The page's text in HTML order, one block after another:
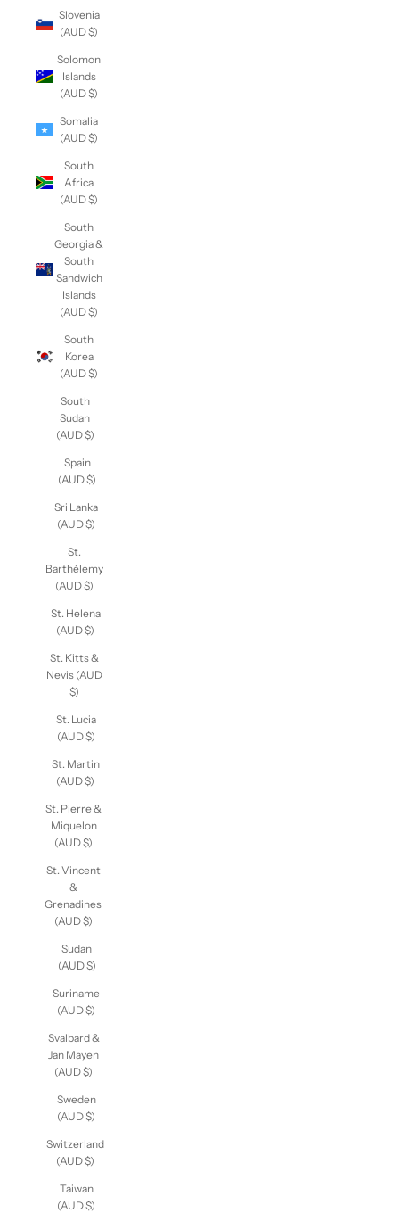
Slovenia
(AUD $)
Solomon
Islands
(AUD $)
Somalia
(AUD $)
South
Africa
(AUD $)
South
Georgia &
South
Sandwich
Islands
(AUD $)
South
Korea
(AUD $)
South
Sudan
(AUD $)
Spain
(AUD $)
Sri Lanka
(AUD $)
St.
Barthélemy
(AUD $)
St. Helena
(AUD $)
St. Kitts &
Nevis
(AUD $)
St. Lucia
(AUD $)
St. Martin
(AUD $)
St. Pierre &
Miquelon
(AUD $)
St. Vincent
&
Grenadines
(AUD $)
Sudan
(AUD $)
Suriname
(AUD $)
Svalbard &
Jan Mayen
(AUD $)
Sweden
(AUD $)
Switzerland
(AUD $)
Taiwan
(AUD $)